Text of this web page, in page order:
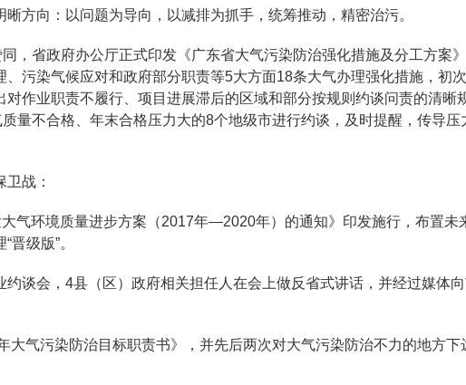
方向：以问题为导向，以减排为抓手，统筹推动，精密治污。
，省政府办公厅正式印发《广东省大气污染防治强化措施及分工方案
污染气候应对和政府部分职责等5大方面18条大气办理强化措施，初
作业职责不履行、项目进展滞后的区域和部分按规则约谈问责的清晰
量不合格、年末合格压力大的8个地级市进行约谈，及时提醒，传导压
战：
大气环境质量进步方案（2017年—2020年）的通知》印发施行，布置未
级版”。
谈会，4县（区）政府相关担任人在会上做反省式讲话，并经过媒体向
大气污染防治目标职责书》，并先后两次对大气污染防治不力的地方下